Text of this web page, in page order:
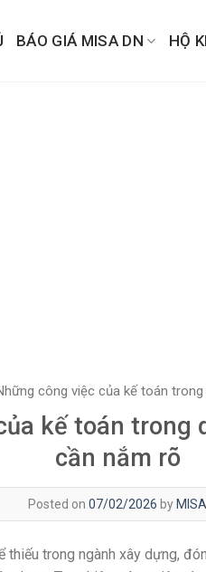
BÁO GIÁ MISA DN HỘ
công việc của kế toán
kế toán trong
cần nắm rõ
Posted on07/02/2026 byMISA
thiếu trong ngành xây dựng,